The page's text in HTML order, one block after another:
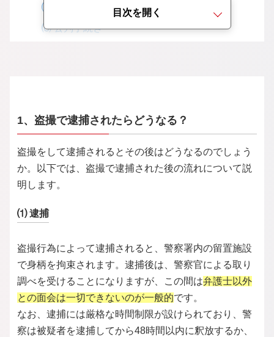
⑸ 起訴または不起訴の決定
⑹ 公判手続き
⑵ 盗撮行為で成立し得る犯罪
⑴ 撮影罪の対象となる4つの行為類型
⑵ 撮影罪の刑罰
4、撮影行為以外で、性的姿態撮影等処罰法にあたる
⑴ 提供罪（性的影像記録提供等罪）
⑵ 保管罪（性的影像記録保管罪）
⑶ 送信罪（性的姿態等送信罪）
⑷ 記録罪（性的姿態等影像記録罪）
目次を開く
1、盗撮で逮捕されたらどうなる？
盗撮をして逮捕されるとその後はどうなるのでしょう
か。以下では、盗撮で逮捕された後の流れについて説
明します。
⑴ 逮捕
盗撮行為によって逮捕されると、警察署内の留置施設
で身柄を拘束されます。逮捕後は、警察官による取り
調べを受けることになりますが、この間は弁護士以外
との面会は一切できないのが一般的です。
なお、逮捕には厳格な時間制限が設けられており、警
察は被疑者を逮捕してから48時間以内に釈放するか、